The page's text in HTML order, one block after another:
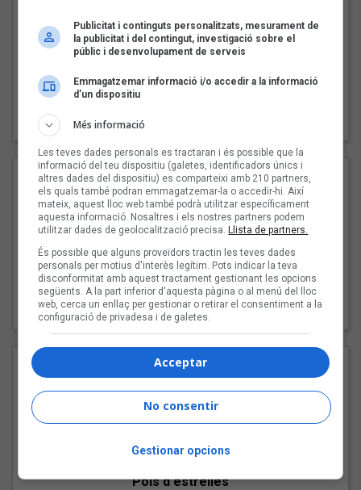
Pep Álvarez amb Joan Muntaner (Xanguito)
"Les cabres"
94 Rules amb Compte
"Pols d'estrelles"
Publicitat i continguts personalitzats, mesurament de
la publicitat i del contingut, investigació sobre el
públic i desenvolupament de serveis
Emmagatzemar informació i/o accedir a la informació
d’un dispositiu
Més informació
Les teves dades personals es tractaran i és possible que la
informació del teu dispositiu (galetes, identificadors únics i
altres dades del dispositiu) es comparteixi amb 210 partners,
els quals també podran emmagatzemar-la o accedir-hi. Així
mateix, aquest lloc web també podrà utilitzar específicament
aquesta informació. Nosaltres i els nostres partners podem
utilitzar dades de geolocalització precisa. Llista de partners.
És possible que alguns proveïdors tractin les teves dades
personals per motius d'interès legítim. Pots indicar la teva
disconformitat amb aquest tractament gestionant les opcions
següents. A la part inferior d'aquesta pàgina o al menú del lloc
web, cerca un enllaç per gestionar o retirar el consentiment a la
configuració de privadesa i de galetes.
Acceptar
No consentir
Gestionar opcions